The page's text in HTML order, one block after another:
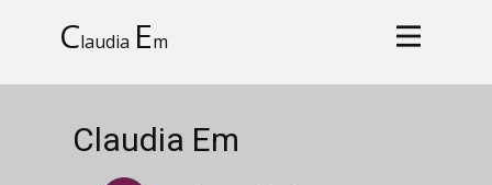
Claudia Em
Claudia Em